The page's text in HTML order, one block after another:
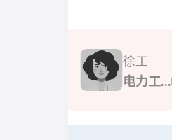
徐工
电力工...